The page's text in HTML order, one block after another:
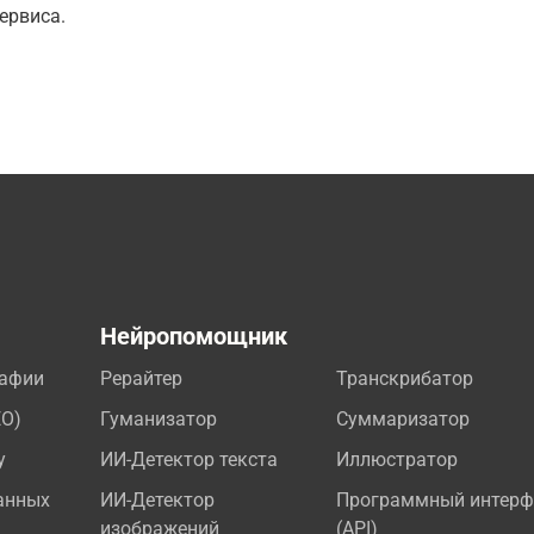
Нейропомощник
Рерайтер
Гуманизатор
ИИ-Детектор текста
ИИ-Детектор
изображений
Транскрибатор
Суммаризатор
Иллюстратор
Программный
(API)